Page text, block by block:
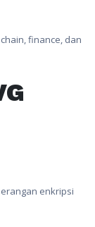
finance, dan
enkripsi